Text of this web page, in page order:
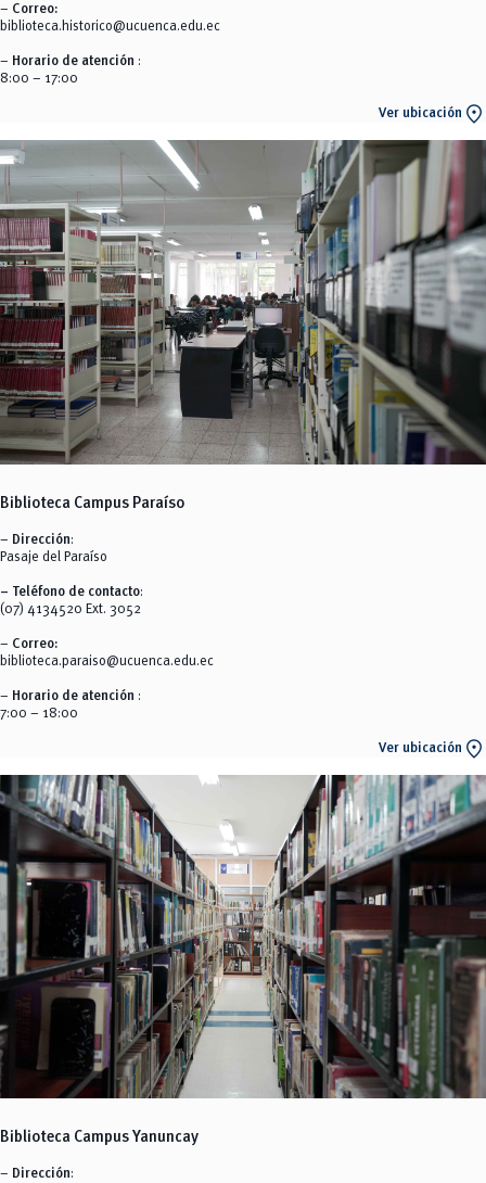
– Correo:
biblioteca.historico@ucuenca.edu.ec
– Horario de atención :
8:00 – 17:00
Ver ubicación location_on
Biblioteca Campus Paraíso
– Dirección:
Pasaje del Paraíso
– Teléfono de contacto:
(07) 4134520 Ext. 3052
– Correo:
biblioteca.paraiso@ucuenca.edu.ec
– Horario de atención :
7:00 – 18:00
Ver ubicación location_on
Biblioteca Campus Yanuncay
– Dirección: